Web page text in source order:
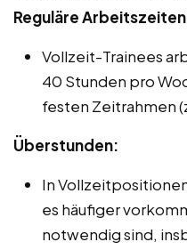
Reguläre
Vollzeit-Trainees
40 Stunden pro
festen Zeitrahmen
Überstunden:
In
es häufiger
notwendig sind,